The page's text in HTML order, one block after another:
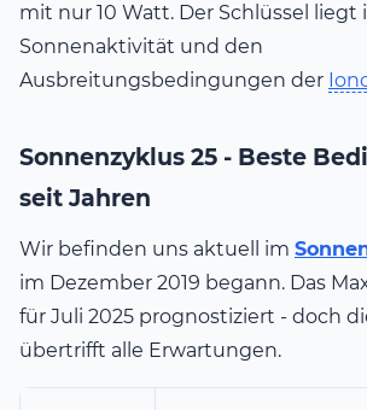
mit nur 10 Watt. Der Schlüssel liegt
Sonnenaktivität und den
Ausbreitungsbedingungen der
Sonnenzyklus 25 - Beste
seit Jahren
Wir befinden uns aktuell im
im Dezember 2019 begann. Das
für Juli 2025 prognostiziert - doch
übertrifft alle Erwartungen.